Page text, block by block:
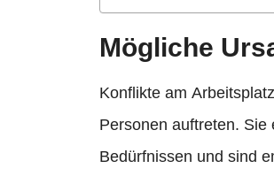
Mögliche
Konflikte am
Personen auftreten.
Bedürfnissen und sind